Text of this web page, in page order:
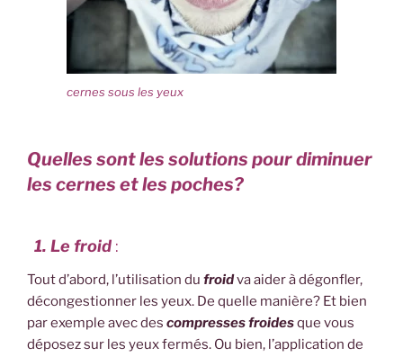
cernes sous les yeux
Quelles sont les solutions pour diminuer
les cernes et les poches?
1. Le froid :
Tout d’abord, l’utilisation du froidva aider à dégonfler,
décongestionner les yeux. De quelle manière? Et bien
par exemple avec des compresses froidesque vous
déposez sur les yeux fermés. Ou bien, l’application de